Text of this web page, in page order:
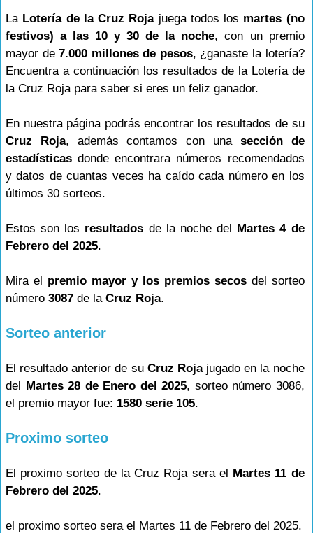
La Lotería de la Cruz Rojajuega todos los martes (no
festivos) a las 10 y 30 de la noche, con un premio
mayor de7.000 millones de pesos, ¿ganaste la lotería?
Encuentra a continuación los resultados de la Lotería de
la Cruz Roja para saber si eres un feliz ganador.
En nuestra página podrás encontrar los resultados de su
Cruz Roja, además contamos con una sección de
estadísticas donde encontrara números recomendados
y datos de cuantas veces ha caído cada número en los
últimos 30 sorteos.
Estos son los resultados de la noche del Martes 4 de
Febrero del 2025.
Mira el premio mayor y los premios secosdel sorteo
número 3087 de la Cruz Roja.
Sorteo anterior
El resultado anterior de su Cruz Rojajugado en la noche
del Martes 28 de Enero del 2025, sorteo número 3086,
el premio mayor fue: 1580 serie 105.
Proximo sorteo
El proximo sorteo de la Cruz Roja sera el Martes 11 de
Febrero del 2025.
el proximo sorteo sera el Martes 11 de Febrero del 2025.